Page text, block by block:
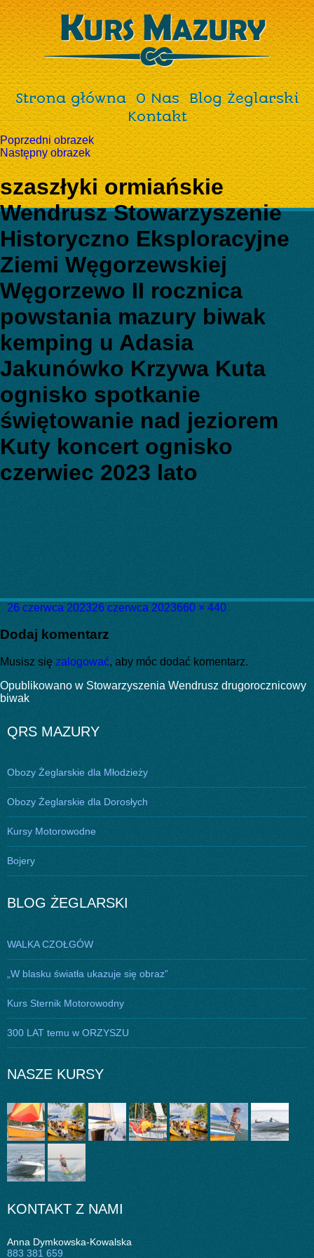
Strona główna O Nas
Blog Żeglarski
Kontakt
Poprzedni obrazek
Następny obrazek
szaszłyki ormiańskie
Wendrusz Stowarzyszenie
Historyczno Eksploracyjne
Ziemi Węgorzewskiej
Węgorzewo II rocznica
powstania mazury biwak
kemping u Adasia
Jakunówko Krzywa Kuta
ognisko spotkanie
świętowanie nad jeziorem
Kuty koncert ognisko
czerwiec 2023 lato
Data
26 czerwca 202326 czerwca 2023Pełny
660 × 440
Dodaj komentarz
Musisz się zalogować, aby móc dodać komentarz.
Nawigacja
wpisu
Opublikowano w Stowarzyszenia Wendrusz drugorocznicowy
biwak
QRS MAZURY
Obozy Żeglarskie dla Młodzieży
Obozy Żeglarskie dla Dorosłych
Kursy Motorowodne
Bojery
BLOG ŻEGLARSKI
WALKA CZOŁGÓW
„W blasku światła ukazuje się obraz”
Kurs Sternik Motorowodny
300 LAT temu w ORZYSZU
NASZE KURSY
KONTAKT Z NAMI
Anna Dymkowska-Kowalska
883 381 659